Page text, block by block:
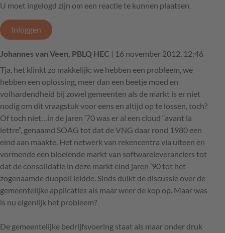
U moet ingelogd zijn om een reactie te kunnen plaatsen.
Inloggen
Johannes van Veen, PBLQ HEC | 16 november 2012, 12:46
Tja, het klinkt zo makkelijk: we hebben een probleem, we
hebben een oplossing, meer dan een beetje moed en
volhardendheid bij zowel gemeenten als de markt is er niet
nodig om dit vraagstuk voor eens en altijd op te lossen, toch?
Of toch niet…in de jaren ’70 was er al een cloud “avant la
lettre”, genaamd SOAG tot dat de VNG daar rond 1980 een
eind aan maakte. Het netwerk van rekencentra via uiteen en
vormende een bloeiende markt van softwareleveranciers tot
dat de consolidatie in deze markt eind jaren ’90 tot het
zogenaamde duopoli leidde. Sinds duikt de discussie over de
gemeentelijke applicaties als maar weer de kop op. Maar was
is nu eigenlijk het probleem?
De gemeentelijke bedrijfsvoering staat als maar onder druk